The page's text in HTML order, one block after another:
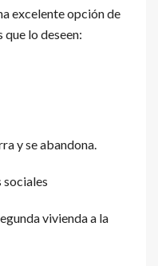
excelente opción de
lo deseen:
y se abandona.
sociales
vivienda a la